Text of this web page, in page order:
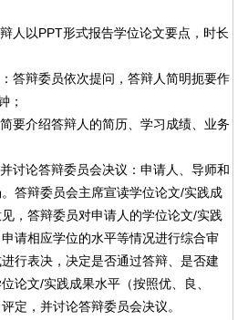
人以PPT形式报告学位论文要点，时长
答辩委员依次提问，答辩人简明扼要作
；
要介绍答辩人的简历、学习成绩、业务
讨论答辩委员会决议：申请人、导师和
答辩委员会主席宣读学位论文/实践成
，答辩委员对申请人的学位论文/实践
请相应学位的水平等情况进行综合审
行表决，决定是否通过答辩、是否建
论文/实践成果水平（按照优、良、
定，并讨论答辩委员会决议。